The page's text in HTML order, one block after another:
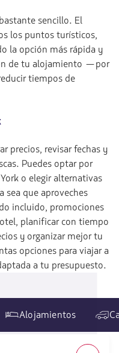
sencillo. El
los puntos turísticos,
la opción más rápida y
de tu alojamiento —por
tiempos de
precios, revisar fechas y
Puedes optar por
o elegir alternativas
sea que aproveches
incluido, promociones
planificar con tiempo
y organizar mejor tu
opciones para viajar a
a tu presupuesto.
Alojamientos